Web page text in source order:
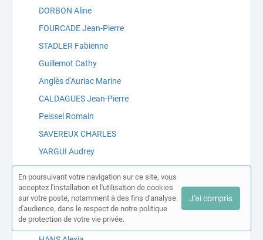
DORBON Aline
FOURCADE Jean-Pierre
STADLER Fabienne
Guillemot Cathy
Anglès d'Auriac Marine
CALDAGUES Jean-Pierre
Peissel Romain
SAVEREUX CHARLES
YARGUI Audrey
Cherrey-Soares Virginie
Carrel Florent
BERARD François
SEVILLA Gregory
En poursuivant votre navigation sur ce site, vous
acceptez l'installation et l'utilisation de cookies
sur votre poste, notamment à des fins d'analyse
d'audience, dans le respect de notre politique
de protection de votre vie privée.
J'ai compris